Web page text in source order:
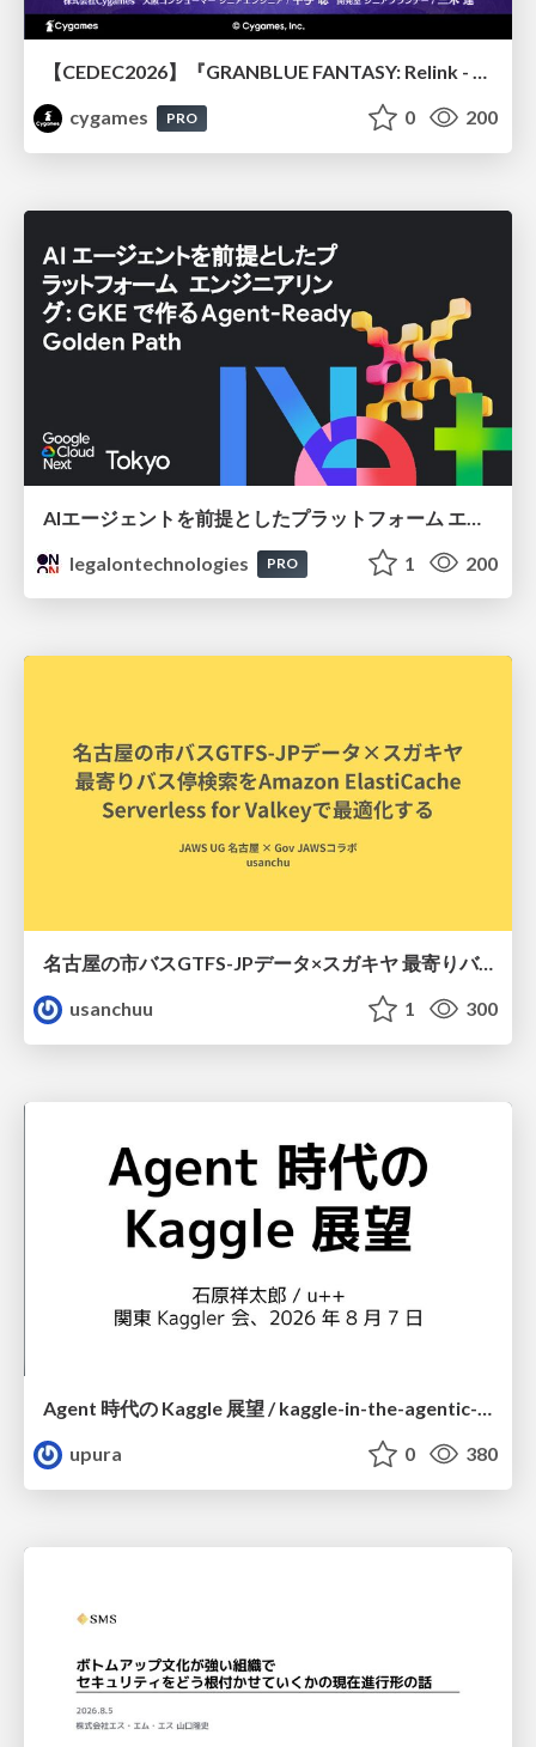
【CEDEC2026】『GRANBLUE FANTASY: Relink - Endless Ragnarok』のバトル制作事例 ～最高のキャラゲーを目指して～
cygames
PRO 0 200
legalontechnologies
PRO 1 200
名古屋の市バスGTFS-JPデータ×スガキヤ 最寄りバス停検索をAmazon ElastiCache Serverless for Valkeyで最適化する
usanchuu
1 300
Agent 時代の Kaggle 展望 / kaggle-in-the-agentic-era
upura
0 380